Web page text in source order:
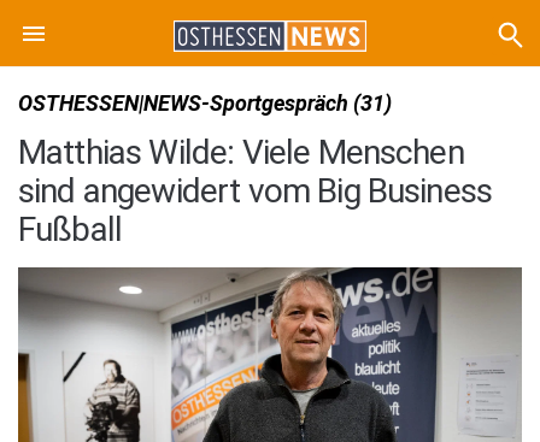
OSTHESSEN|NEWS-Sportgespräch (31)
Matthias Wilde: Viele Menschen
sind angewidert vom Big Business
Fußball